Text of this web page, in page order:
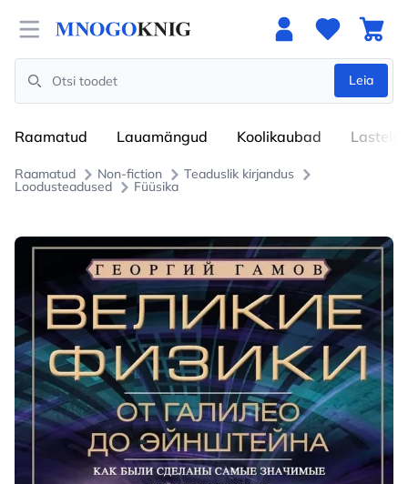
Open menu
Search
Leia
Raamatud Lauamängud Koolikaubad Lastele
Raamatud Non-fiction Teaduslik kirjandus
Loodusteadused Füüsika